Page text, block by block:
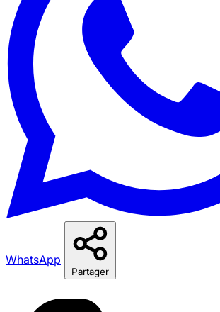
WhatsApp
Partager